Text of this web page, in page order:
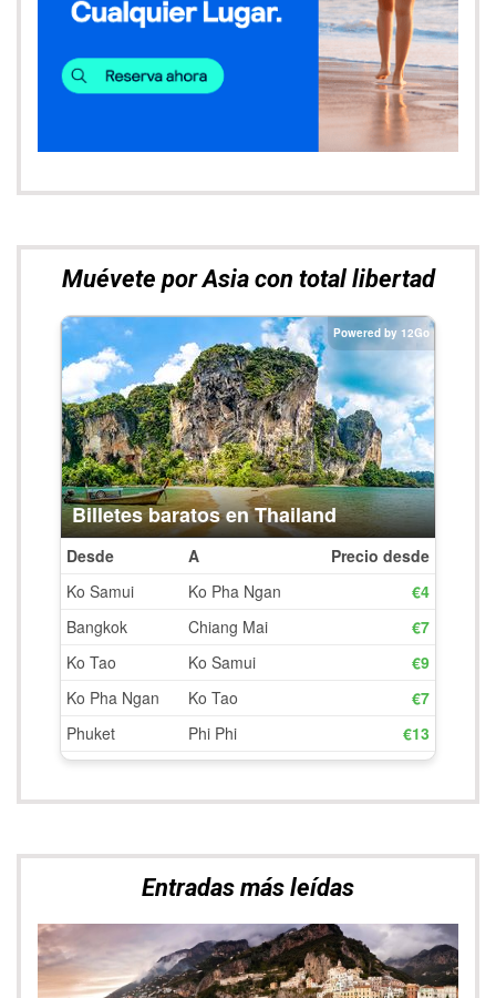
Entradas más leídas
Un día por la Costa Amalfitana
EUROPA, ITALIA
EUROPA, ITALIA
Ruta por Nápoles y la Costa Amalfitana en 7 días
Blogs Amigos